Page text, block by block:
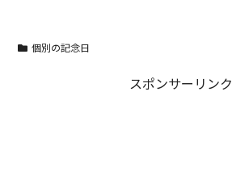
個別の記念日
スポンサーリンク